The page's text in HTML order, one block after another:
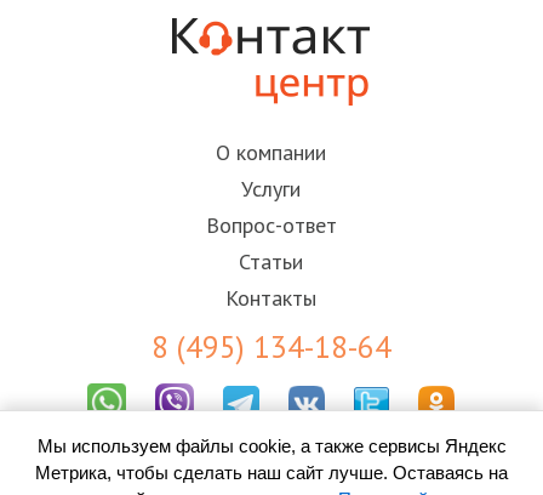
О компании
Услуги
Вопрос-ответ
Статьи
Контакты
8 (495) 134-18-64
Результаты СОУТ
Пользовательское соглашение
Мы используем файлы cookie, а также сервисы Яндекс
Метрика, чтобы сделать наш сайт лучше. Оставаясь на